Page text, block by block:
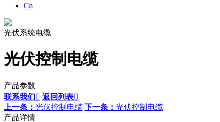
Cn
光伏系统电缆
光伏控制电缆
产品参数
联系我们  返回列表
上一条： 光伏控制电缆 下一条： 光伏控制电缆
产品详情